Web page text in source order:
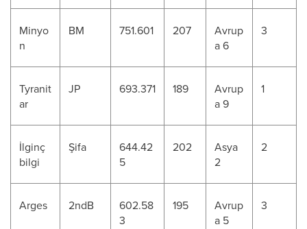
Minyo
n
BM 751.601 207
Avrup
a 6
3
Tyranit
ar
JP 693.371 189
Avrup
a 9
1
İlginç
bilgi
Şifa
644.42
5
202
Asya
2
2
Arges 2ndB
602.58
3
195
Avrup
a 5
3